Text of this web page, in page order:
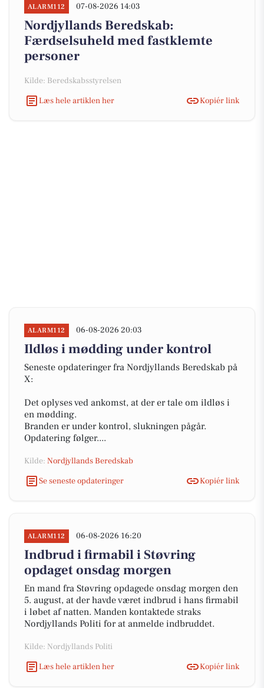
ALARM112 07-08-2026 14:03
Nordjyllands Beredskab:
Færdselsuheld med fastklemte
personer
Kilde: Beredskabsstyrelsen
Læs hele artiklen her
Kopiér link
ALARM112 06-08-2026 20:03
Ildløs i mødding under kontrol
Seneste opdateringer fra Nordjyllands Beredskab på
X:
Det oplyses ved ankomst, at der er tale om ildløs i
en mødding.
Branden er under kontrol, slukningen pågår.
Opdatering følger....
Kilde: Nordjyllands Beredskab
Se seneste opdateringer
Kopiér link
ALARM112 06-08-2026 16:20
Indbrud i firmabil i Støvring
opdaget onsdag morgen
En mand fra Støvring opdagede onsdag morgen den
5. august, at der havde været indbrud i hans firmabil
i løbet af natten. Manden kontaktede straks
Nordjyllands Politi for at anmelde indbruddet.
Kilde: Nordjyllands Politi
Læs hele artiklen her
Kopiér link